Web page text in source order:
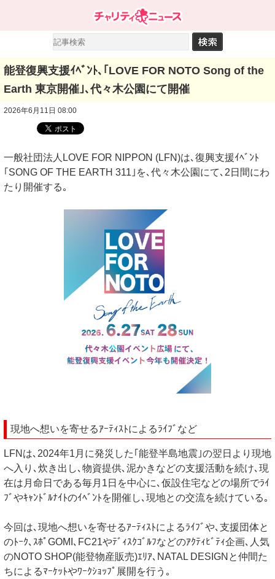
能登復興支援ｲﾍﾞﾝﾄ､｢LOVE FOR NOTO Song of the
Earth 東京開催｣､代々木公園にて開催
2026年6月11日 08:00
一般社団法人LOVE FOR NIPPON (LFN)は､復興支援ｲﾍﾞﾝﾄ
｢SONG OF THE EARTH 311｣を､代々木公園にて､2日間にわ
たり開催する｡
現地へ想いを寄せるｱｰﾃｨｽﾄによるﾗｲﾌﾞなど
LFNは､2024年1月に発災した｢能登半島地震｣の翌日より現地
へ入り､炊き出し､物資提供､泥かきなどの支援活動を続け､現
在は月命日である毎月1日を中心に､仮設住宅などの場所でﾗｲ
ﾌﾞやｷｬﾝﾄﾞﾙﾅｲﾄのｲﾍﾞﾝﾄを開催し､現地との交流を続けている｡
今回は､現地へ想いを寄せるｱｰﾃｨｽﾄによるﾗｲﾌﾞや､支援団体と
のﾄｰｸ､ｽﾎﾟGOMI､FC21やﾃﾞｨｽｸｺﾞﾙﾌなどのｱｸﾃｨﾋﾞﾃｨ企画､人気
のNOTO SHOP(能登物産販売)ｴﾘｱ､NATAL DESIGNと仲間た
ちによるﾏｰｹｯﾄやﾜｰｸｼｮｯﾌﾟ展開を行う｡